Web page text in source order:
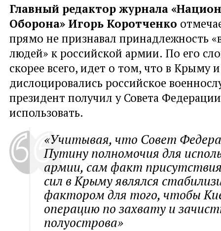
Главный редактор журнала
Оборона» Игорь Коротченко
прямо не признавал принадлежность
людей» к российской армии. По его
скорее всего, идет о том, что в Крыму
дислоцировались российское
президент получил у Совета
использовать.
«Учитывая, что Совет
Путину полномочия для
армии, сам факт присутствия
сил в Крыму являлся
фактором для того, чтобы
операцию по захвату и
полуострова»